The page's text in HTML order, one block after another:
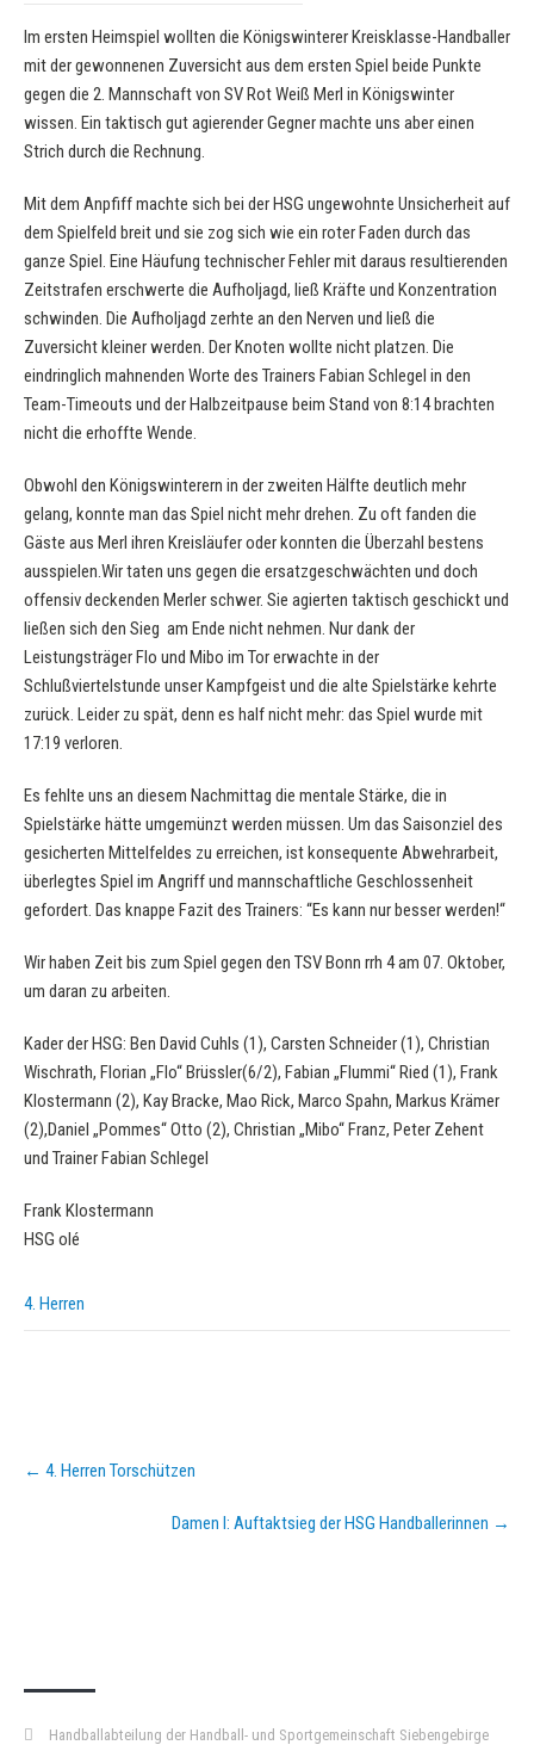
Im ersten Heimspiel wollten die Königswinterer Kreisklasse-Handballer
mit der gewonnenen Zuversicht aus dem ersten Spiel beide Punkte
gegen die 2. Mannschaft von SV Rot Weiß Merl in Königswinter
wissen. Ein taktisch gut agierender Gegner machte uns aber einen
Strich durch die Rechnung.
Mit dem Anpfiff machte sich bei der HSG ungewohnte Unsicherheit auf
dem Spielfeld breit und sie zog sich wie ein roter Faden durch das
ganze Spiel. Eine Häufung technischer Fehler mit daraus resultierenden
Zeitstrafen erschwerte die Aufholjagd, ließ Kräfte und Konzentration
schwinden. Die Aufholjagd zerhte an den Nerven und ließ die
Zuversicht kleiner werden. Der Knoten wollte nicht platzen. Die
eindringlich mahnenden Worte des Trainers Fabian Schlegel in den
Team-Timeouts und der Halbzeitpause beim Stand von 8:14 brachten
nicht die erhoffte Wende.
Obwohl den Königswinterern in der zweiten Hälfte deutlich mehr
gelang, konnte man das Spiel nicht mehr drehen. Zu oft fanden die
Gäste aus Merl ihren Kreisläufer oder konnten die Überzahl bestens
ausspielen.Wir taten uns gegen die ersatzgeschwächten und doch
offensiv deckenden Merler schwer. Sie agierten taktisch geschickt und
ließen sich den Sieg am Ende nicht nehmen. Nur dank der
Leistungsträger Flo und Mibo im Tor erwachte in der
Schlußviertelstunde unser Kampfgeist und die alte Spielstärke kehrte
zurück. Leider zu spät, denn es half nicht mehr: das Spiel wurde mit
17:19 verloren.
Es fehlte uns an diesem Nachmittag die mentale Stärke, die in
Spielstärke hätte umgemünzt werden müssen. Um das Saisonziel des
gesicherten Mittelfeldes zu erreichen, ist konsequente Abwehrarbeit,
überlegtes Spiel im Angriff und mannschaftliche Geschlossenheit
gefordert. Das knappe Fazit des Trainers: “Es kann nur besser werden!“
Wir haben Zeit bis zum Spiel gegen den TSV Bonn rrh 4 am 07. Oktober,
um daran zu arbeiten.
Kader der HSG: Ben David Cuhls (1), Carsten Schneider (1), Christian
Wischrath, Florian „Flo“ Brüssler(6/2), Fabian „Flummi“ Ried (1), Frank
Klostermann (2), Kay Bracke, Mao Rick, Marco Spahn, Markus Krämer
(2),Daniel „Pommes“ Otto (2), Christian „Mibo“ Franz, Peter Zehent
und Trainer Fabian Schlegel
Frank Klostermann
HSG olé
4. Herren
Post
navigation
← 4. Herren Torschützen
Damen I: Auftaktsieg der HSG Handballerinnen →
Handballabteilung der Handball- und Sportgemeinschaft Siebengebirge